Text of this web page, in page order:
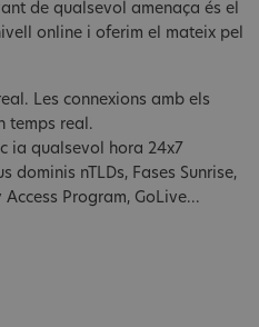
de qualsevol amenaça és el
online i oferim el mateix pel
Les connexions amb els
temps real.
ia qualsevol hora 24x7
dominis nTLDs, Fases Sunrise,
Access Program, GoLive...